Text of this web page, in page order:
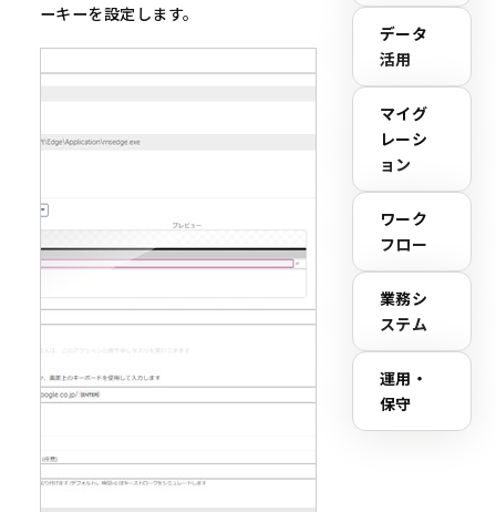
ーキーを設定します。
データ
活用
マイグ
レーシ
ョン
ワーク
フロー
業務シ
ステム
運用・
保守